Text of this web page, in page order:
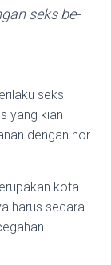
seks be­
seks
yang kian
dengan nor­
kota
harus secara